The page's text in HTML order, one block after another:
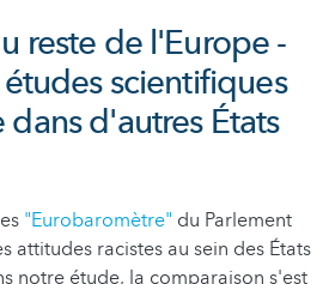
reste de l'Europe -
scientifiques
dans d'autres États
"Eurobaromètre" du Parlement
attitudes racistes au sein des États
notre étude, la comparaison s'est